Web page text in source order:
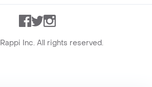
Facebook
TwitterInstagram
Rappi Inc. All rights reserved.